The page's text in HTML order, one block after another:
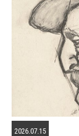
2026.07.15